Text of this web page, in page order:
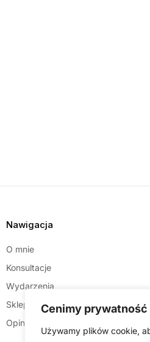
Cenimy
Używamy plików cookie,
Nawigacja
O mnie
Konsultacje
Wydarzenia
Sklep
Opinie